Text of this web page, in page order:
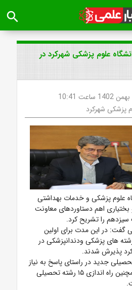
search
علوم پزشکی شهرکرد در
پزشکی شهرکرد
علوم پزشکی و خدمات بهداشتی
اهم دستاوردهای معاونت
سیزدهم را تشریح کرد.
گفت: در این مدت برای اولین
های پزشکی ودندانپزشکی در
پذیرش شدند.
۱۱ رشته تحصیلی جدید در راستای پاسخ به نیاز
جامعه خبر داد و گفت: همچنین راه اندازی ۱۵ رشته تحصیلی